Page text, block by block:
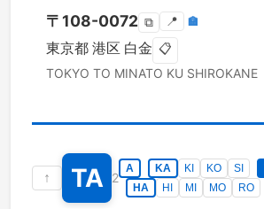
〒 108-0072 ⧉ 📍 🏣
東京都 港区 白金 📋
TOKYO TO MINATO KU SHIROKANE
↑ TA 2
A KA KI KO SI
HA
HI MI MO RO